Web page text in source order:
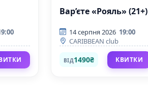
Вар’єте «Рояль» (21+)
14 серпня 2026 19:00
CARIBBEAN club
ВІД1490₴ КВИТКИ